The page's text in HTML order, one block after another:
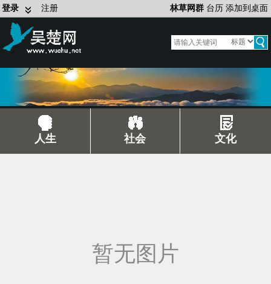
登录 注册 林草网群 台历 添加到桌面
人生 社会 文化